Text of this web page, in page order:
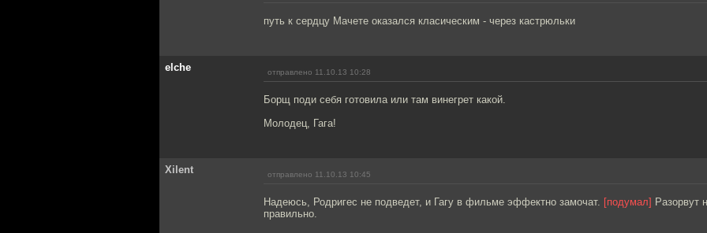
путь к сердцу Мачете оказался класическим - через кастрюльки
elche отправлено 11.10.13 10:28
Борщ поди себя готовила или там винегрет какой.
Молодец, Гага!
Xilent отправлено 11.10.13 10:45
Надеюсь, Родригес не подведет, и Гагу в фильме эффектно замочат. [подумал] Разорвут
правильно.